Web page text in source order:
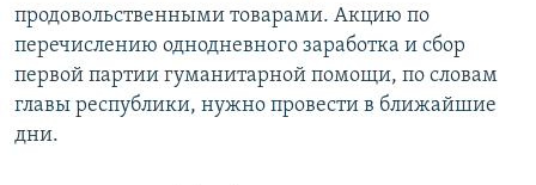
продовольственными товарами. Акцию по
перечислению однодневного заработка и сбор
первой партии гуманитарной помощи, по словам
главы республики, нужно провести в ближайшие
дни.